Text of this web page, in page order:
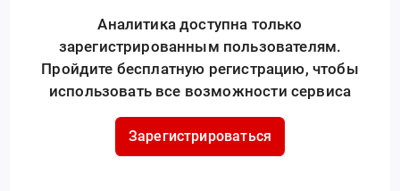
Аналитика доступна только
зарегистрированным пользователям.
Пройдите бесплатную регистрацию, чтобы
использовать все возможности сервиса
Зарегистрироваться